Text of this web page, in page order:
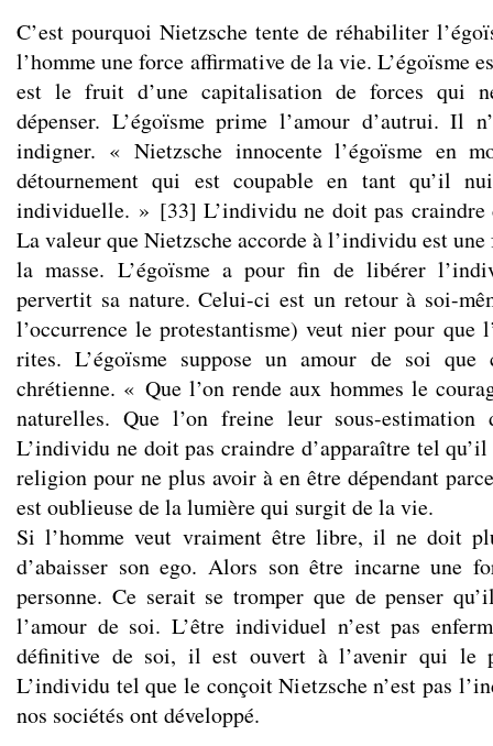
C’est pourquoi Nietzsche tente de réhabiliter
l’homme une force affirmative de la vie. L’égoïsme
est le fruit d’une capitalisation de forces qui
dépenser. L’égoïsme prime l’amour d’autrui. Il
indigner. « Nietzsche innocente l’égoïsme en
détournement qui est coupable en tant qu’il
individuelle. » [33] L’individu ne doit pas craindre
La valeur que Nietzsche accorde à l’individu est une
la masse. L’égoïsme a pour fin de libérer
pervertit sa nature. Celui-ci est un retour à soi-
l’occurrence le protestantisme) veut nier pour que
rites. L’égoïsme suppose un amour de soi que
chrétienne. « Que l’on rende aux hommes le
naturelles. Que l’on freine leur sous-estimation
L’individu ne doit pas craindre d’apparaître tel
religion pour ne plus avoir à en être dépendant
est oublieuse de la lumière qui surgit de la vie.
Si l’homme veut vraiment être libre, il ne doit
d’abaisser son ego. Alors son être incarne une
personne. Ce serait se tromper que de penser
l’amour de soi. L’être individuel n’est pas
définitive de soi, il est ouvert à l’avenir qui le
L’individu tel que le conçoit Nietzsche n’est pas
nos sociétés ont développé.